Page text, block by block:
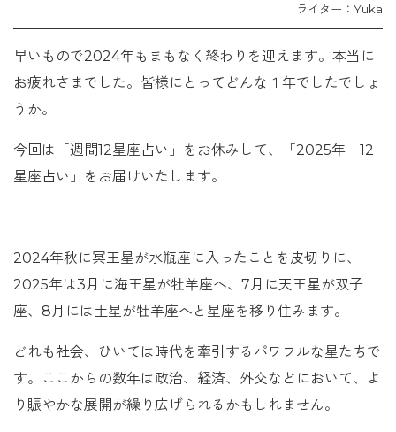
ライター：Yuka
早いもので2024年もまもなく終わりを迎えます。本当に
お疲れさまでした。皆様にとってどんな１年でしたでしょ
うか。
今回は「週間12星座占い」をお休みして、「2025年 12
星座占い」をお届けいたします。
2024年秋に冥王星が水瓶座に入ったことを皮切りに、
2025年は3月に海王星が牡羊座へ、7月に天王星が双子
座、8月には土星が牡羊座へと星座を移り住みます。
どれも社会、ひいては時代を牽引するパワフルな星たちで
す。ここからの数年は政治、経済、外交などにおいて、よ
り賑やかな展開が繰り広げられるかもしれません。